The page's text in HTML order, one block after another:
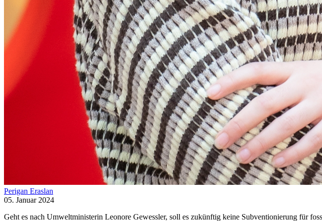
Perigan Eraslan
05. Januar 2024
Geht es nach Umweltministerin Leonore Gewessler, soll es zukünftig keine Subventionierung für